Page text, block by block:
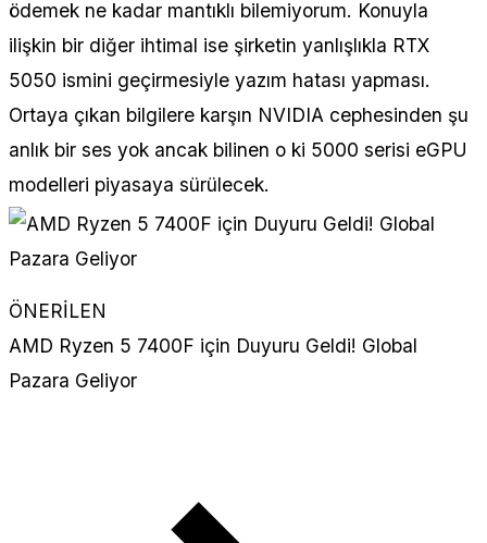
ödemek ne kadar mantıklı bilemiyorum. Konuyla
ilişkin bir diğer ihtimal ise şirketin yanlışlıkla RTX
5050 ismini geçirmesiyle yazım hatası yapması.
Ortaya çıkan bilgilere karşın NVIDIA cephesinden şu
anlık bir ses yok ancak bilinen o ki 5000 serisi eGPU
modelleri piyasaya sürülecek.
ÖNERİLEN
AMD Ryzen 5 7400F için Duyuru Geldi! Global
Pazara Geliyor